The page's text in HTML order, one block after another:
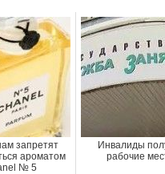
запретят
ароматом
№ 5
Инвалиды
рабочие